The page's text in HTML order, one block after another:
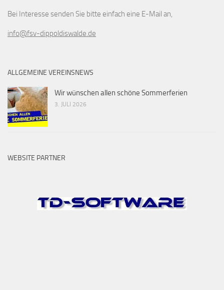
Bei Interesse senden Sie bitte einfach eine E-Mail an,
info@fsv-dippoldiswalde.de
ALLGEMEINE VEREINSNEWS
Wir wünschen allen schöne Sommerferien
3. JULI 2026
WEBSITE PARTNER